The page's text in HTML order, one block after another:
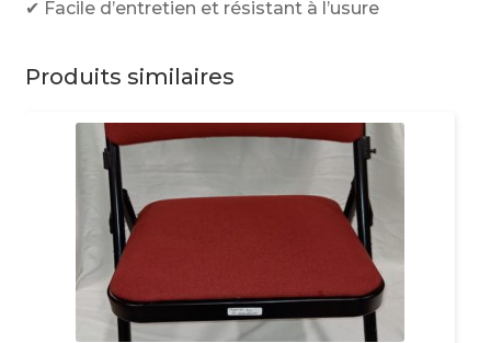
✔ Facile d’entretien et résistant à l’usure
Produits similaires